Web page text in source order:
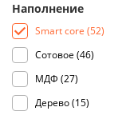
Наполнение
Smart core (52)
Сотовое (46)
МДФ (27)
Дерево (15)